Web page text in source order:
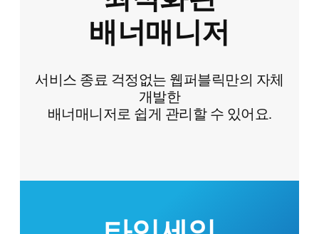
배너매니저
서비스 종료 걱정없는 웹퍼블릭만의 자체
개발한
배너매니저로 쉽게 관리할 수 있어요.